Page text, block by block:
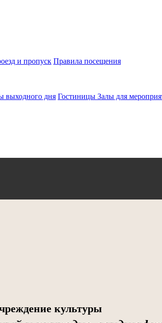
и пропуск Правила посещения
выходного дня Гостиницы Залы для
культуры